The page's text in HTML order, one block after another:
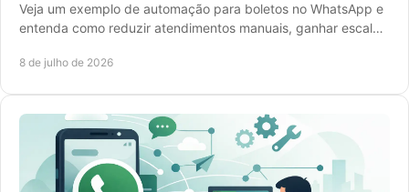
Veja um exemplo de automação para boletos no WhatsApp e
entenda como reduzir atendimentos manuais, ganhar escala
8 de julho de 2026